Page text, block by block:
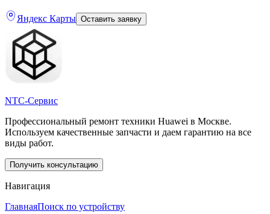
Яндекс Карты Оставить заявку
NTC-Сервис
Профессиональный ремонт техники Huawei в Москве.
Используем качественные запчасти и даем гарантию на все
виды работ.
Получить консультацию
Навигация
ГлавнаяПоиск по устройству